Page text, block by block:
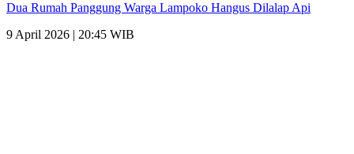
Dua Rumah Panggung Warga Lampoko Hangus Dilalap Api
9 April 2026 | 20:45 WIB